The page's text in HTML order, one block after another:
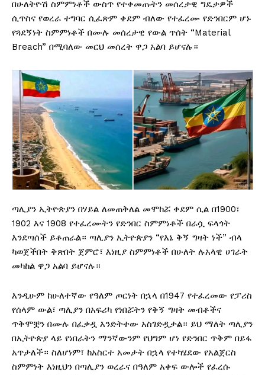
በሁለትዮሽ ስምምነቶች ውስጥ የተቀመጡትን መሰረታዊ ግዴታዎች
ሲጥስና የወረራ ተግባር ሲፈጽም ቀደም ብለው የተፈረሙ የድንበርም ሆኑ
የጓደኝነት ስምምነቶች በሙሉ መሰረታዊ የውል ጥሰት “Material
Breach” በሚባለው መርህ መሰረት ዋጋ አልባ ይሆናሉ።
ጣሊያን ኢትዮጵያን በሃይል ለመጠቅለል መሞከሯ ቀደም ሲል በ1900፣
1902 እና 1908 የተፈረሙትን የድንበር ስምምነቶች በራሷ ፍላጎት
እንደጣሰች ይቆጠራል። ጣሊያን ኢትዮጵያን “የእኔ ቅኝ ግዛት ነች” ብላ
ካወጀችበት ቅጽበት ጀምሮ፣ እነዚያ ስምምነቶች በሁለት ሉአላዊ ሀገራት
መካከል ዋጋ አልባ ይሆናሉ።
እንዲሁም ከሁለተኛው የዓለም ጦርነት በኋላ በ1947 የተፈረመው የፓሪስ
የሰላም ውል፣ ጣሊያን በአፍሪካ የነበሯትን የቅኝ ግዛት መብቶችና
ጥቅሞቿን በሙሉ በፈቃዷ እንድትተው አስገድዷታል። ይህ ማለት ጣሊያን
በኢትዮጵያ ላይ የነበራትን ማንኛውንም የህግም ሆነ የድንበር ጥቅም በይፋ
አጥታለች። ስለሆነም፣ ከአስርተ አመታት በኋላ የተካሄደው የአልጀርስ
ስምምነት እነዚህን በጣሊያን ወረራና በዓለም አቀፍ ውሎች የፈረሱ